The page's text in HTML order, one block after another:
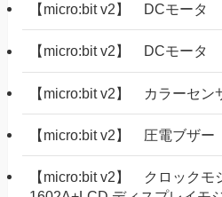
【micro:bit v2】 DCモータ
【micro:bit v2】 DCモータ
【micro:bit v2】 カラーセン
【micro:bit v2】 圧電ブザー
【micro:bit v2】 クロック